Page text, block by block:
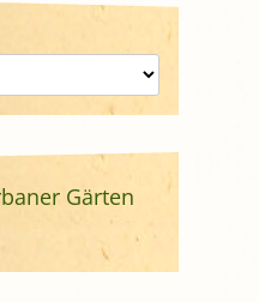
Gärten